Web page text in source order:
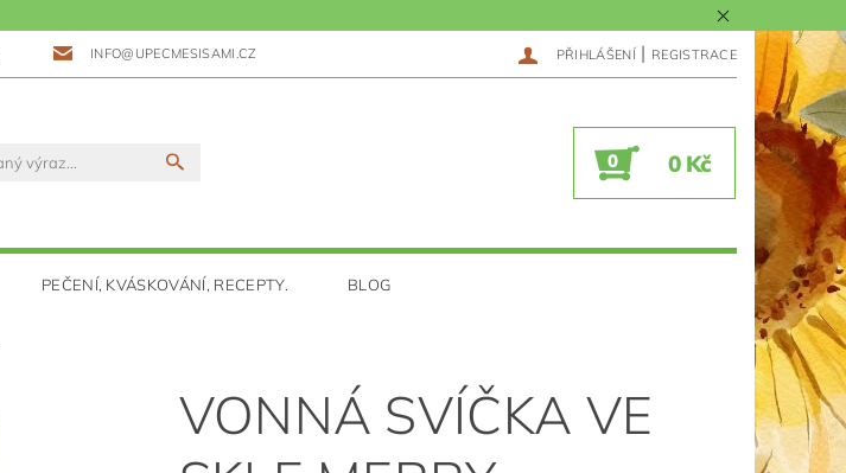
INFO@UPECMESISAMI.CZ PŘIHLÁŠENÍ | REGISTRACE
0 0 Kč
PEČENÍ, KVÁSKOVÁNÍ, RECEPTY. BLOG
VONNÁ SVÍČKA VE